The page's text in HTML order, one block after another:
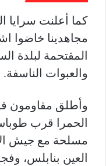
كما أعلنت سرايا
مجاهدينا خاضوا
المقتحمة لبلدة
والعبوات الناسفة.
وأطلق مقاومون
الحمرا قرب
مسلحة مع جيش
العين بنابلس،